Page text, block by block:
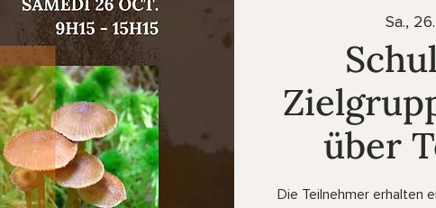
Sa.,
über
Die Teilnehmer erhalten